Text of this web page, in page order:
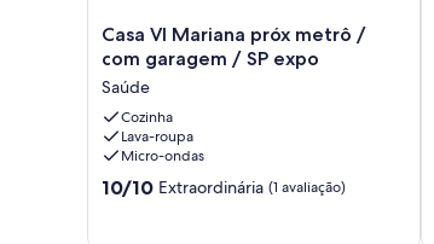
Casa
Vl
Mariana
próx
metrô
/
com
garagem
Casa Vl Mariana próx metrô /
com garagem / SP expo
Saúde
Cozinha
Lava-roupa
Micro-ondas
10.0
10/10 Extraordinária (1 avaliação)